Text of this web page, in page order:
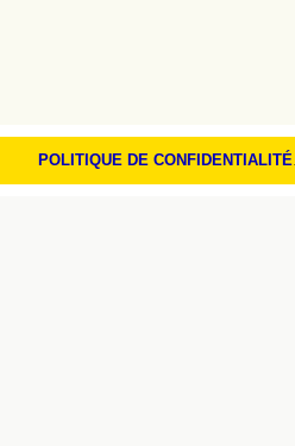
POLITIQUE DE CONFIDENTIALITÉ